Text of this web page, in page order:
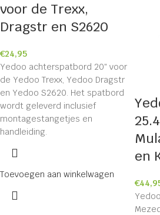
voor de Trexx,
Dragstr en S2620
€24,95
Yedoo achterspatbord 20″ voor
de Yedoo Trexx, Yedoo Dragstr
en Yedoo S2620. Het spatbord
wordt geleverd inclusief
montagestangetjes en
handleiding.
Toevoegen aan winkelwagen
en
€